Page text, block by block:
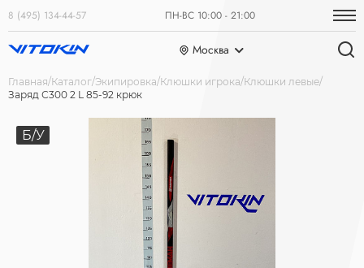
8 (495) 134-44-57 ПН-ВС 10:00 - 21:00
Москва
Главная Каталог Экипировка Клюшки игрока Клюшки левые
Заряд С300 2 L 85-92 крюк
Б/У